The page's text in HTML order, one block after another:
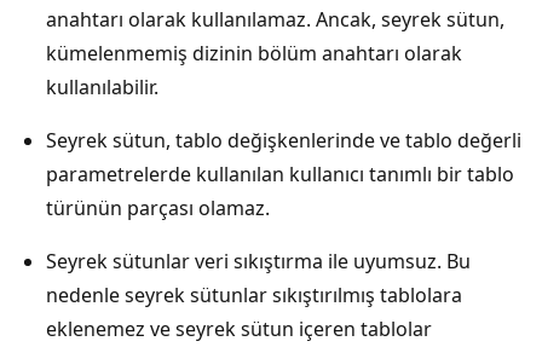
anahtarı olarak kullanılamaz. Ancak, seyrek sütun,
kümelenmemiş dizinin bölüm anahtarı olarak
kullanılabilir.
Seyrek sütun, tablo değişkenlerinde ve tablo değerli
parametrelerde kullanılan kullanıcı tanımlı bir tablo
türünün parçası olamaz.
Seyrek sütunlar veri sıkıştırma ile uyumsuz. Bu
nedenle seyrek sütunlar sıkıştırılmış tablolara
eklenemez ve seyrek sütun içeren tablolar